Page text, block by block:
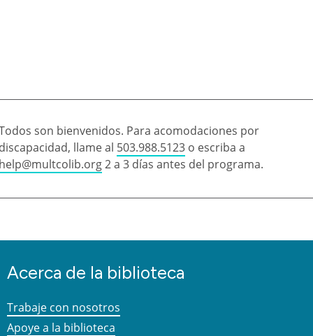
son bienvenidos. Para acomodaciones por
llame al 503.988.5123 o escriba a
2 a 3 días antes del programa.
Acerca de la biblioteca
Trabaje con nosotros
Apoye a la biblioteca